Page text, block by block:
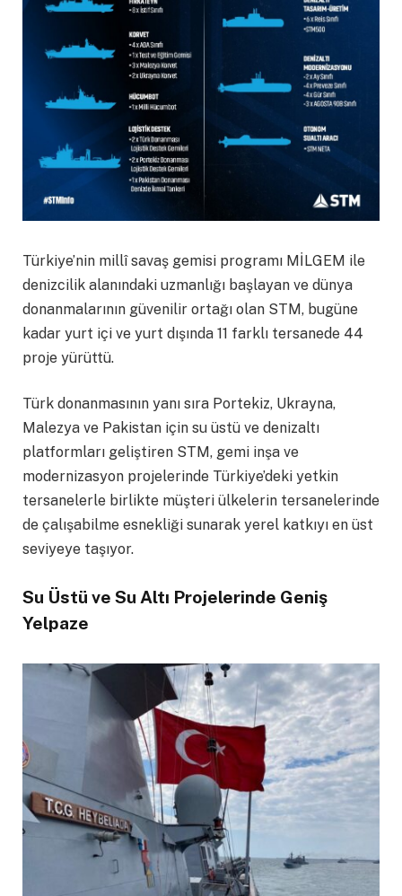
Türkiye’nin millî savaş gemisi programı MİLGEM ile
denizcilik alanındaki uzmanlığı başlayan ve dünya
donanmalarının güvenilir ortağı olan STM, bugüne
kadar yurt içi ve yurt dışında 11 farklı tersanede 44
proje yürüttü.
Türk donanmasının yanı sıra Portekiz, Ukrayna,
Malezya ve Pakistan için su üstü ve denizaltı
platformları geliştiren STM, gemi inşa ve
modernizasyon projelerinde Türkiye’deki yetkin
tersanelerle birlikte müşteri ülkelerin tersanelerinde
de çalışabilme esnekliği sunarak yerel katkıyı en üst
seviyeye taşıyor.
Su Üstü ve Su Altı Projelerinde Geniş
Yelpaze